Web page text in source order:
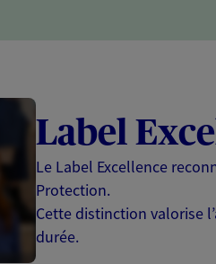
Label
Le Label Excellence
Protection.
Cette distinction valorise
durée.